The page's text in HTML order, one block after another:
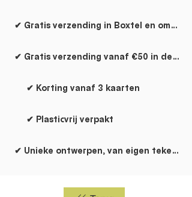
✔ Gratis verzending in Boxtel en omgeving
✔ Gratis verzending vanaf €50 in de rest van NL
✔ Korting vanaf 3 kaarten
✔ Plasticvrij verpakt
✔ Unieke ontwerpen, van eigen